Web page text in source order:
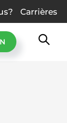
Carrières